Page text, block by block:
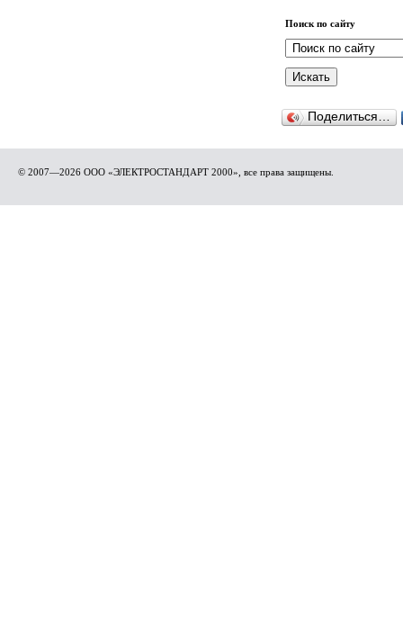
Поиск по сайту
Поделиться…
© 2007—2026 ООО «ЭЛЕКТРОСТАНДАРТ 2000», все права защищены.